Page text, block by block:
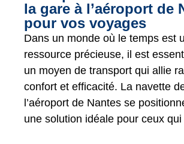
la gare à l’aéroport de
pour vos voyages
Dans un monde où le temps est
ressource précieuse, il est
un moyen de transport qui allie
confort et efficacité. La navette
l’aéroport de Nantes se
une solution idéale pour ceux